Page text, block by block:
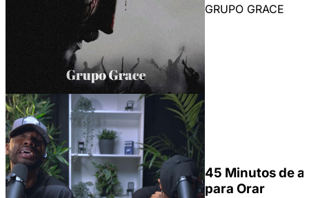
GRUPO GRACE
45 Minutos de
para Orar